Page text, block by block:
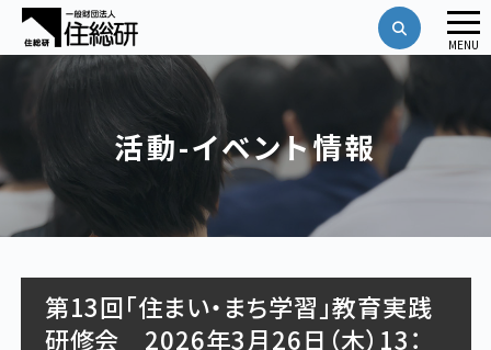
活動-イベント情報
第13回「住まい・まち学習」教育実践
研修会 2026年3月26日（木）13：
メ
ー
MENU